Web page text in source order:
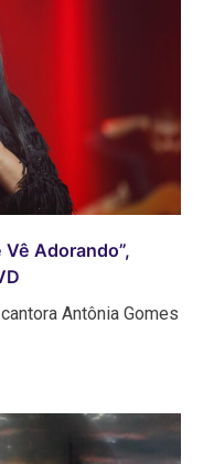
Adorando”,
Antônia Gomes